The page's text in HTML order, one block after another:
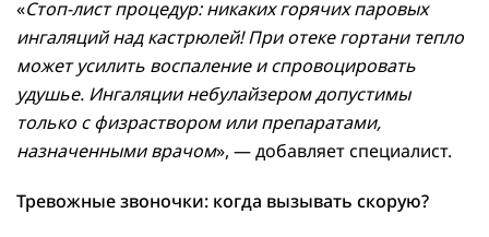
«Стоп-лист процедур: никаких горячих паровых
ингаляций над кастрюлей! При отеке гортани тепло
может усилить воспаление и спровоцировать
удушье. Ингаляции небулайзером допустимы
только с физраствором или препаратами,
назначенными врачом», — добавляет специалист.
Тревожные звоночки: когда вызывать скорую?